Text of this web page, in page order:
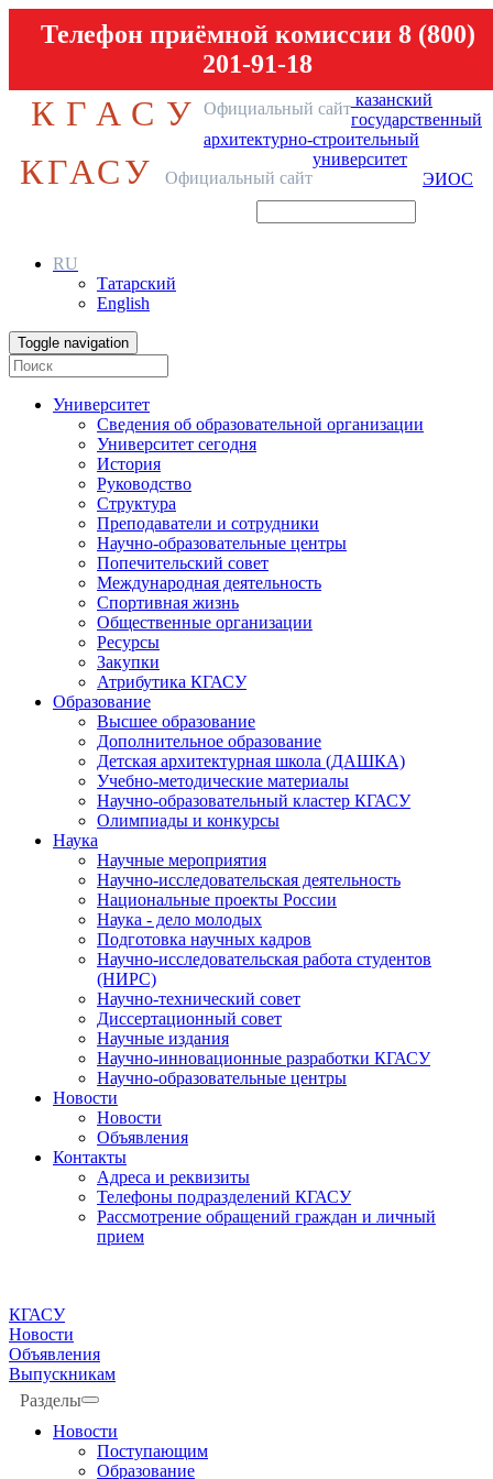
Телефон приёмной комиссии 8 (800)
201-91-18
КГАСУ Официальный сайт казанский
государственный
архитектурно-строительный
университет
КГАСУ Официальный сайт ЭИОС
RU
Татарский
English
Toggle navigation
Университет
Сведения об образовательной организации
Университет сегодня
История
Руководство
Структура
Преподаватели и сотрудники
Научно-образовательные центры
Попечительский совет
Международная деятельность
Спортивная жизнь
Общественные организации
Ресурсы
Закупки
Атрибутика КГАСУ
Образование
Высшее образование
Дополнительное образование
Детская архитектурная школа (ДАШКА)
Учебно-методические материалы
Научно-образовательный кластер КГАСУ
Олимпиады и конкурсы
Наука
Научные мероприятия
Научно-исследовательская деятельность
Национальные проекты России
Наука - дело молодых
Подготовка научных кадров
Научно-исследовательская работа студентов
(НИРС)
Научно-технический совет
Диссертационный совет
Научные издания
Научно-инновационные разработки КГАСУ
Научно-образовательные центры
Новости
Новости
Объявления
Контакты
Адреса и реквизиты
Телефоны подразделений КГАСУ
Рассмотрение обращений граждан и личный
прием
КГАСУ
Новости
Объявления
Выпускникам
Разделы
Новости
Поступающим
Образование